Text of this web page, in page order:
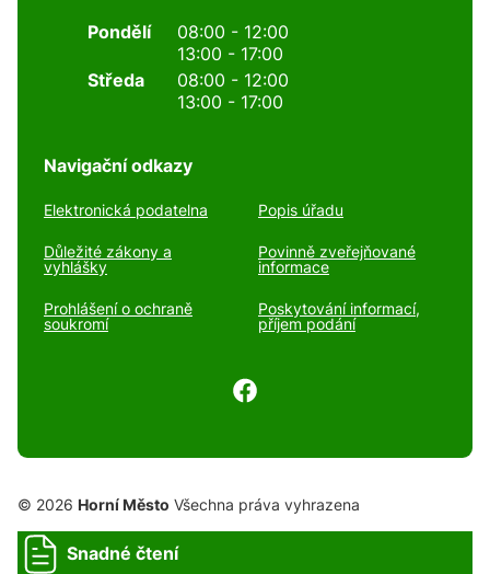
Pondělí
08:00 - 12:00
13:00 - 17:00
Středa
08:00 - 12:00
13:00 - 17:00
Navigační odkazy
Elektronická podatelna Popis úřadu
Důležité zákony a
vyhlášky
Povinně zveřejňované
informace
Prohlášení o ochraně
soukromí
Poskytování informací,
příjem podání
© 2026 Horní Město Všechna práva vyhrazena
Snadné čtení